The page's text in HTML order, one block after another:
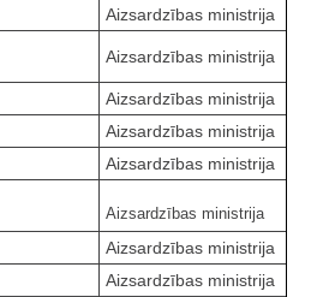
Aizsardzības ministrija
Aizsardzības ministrija
Aizsardzības ministrija
Aizsardzības ministrija
Aizsardzības ministrija
Aizsardzības ministrija
Aizsardzības ministrija
Aizsardzības ministrija